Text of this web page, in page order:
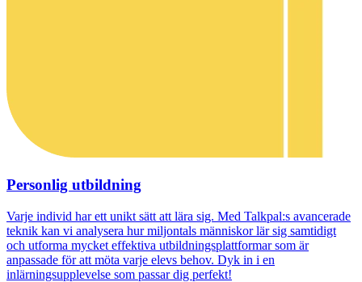
Personlig utbildning
Varje individ har ett unikt sätt att lära sig. Med Talkpal:s avancerade
teknik kan vi analysera hur miljontals människor lär sig samtidigt
och utforma mycket effektiva utbildningsplattformar som är
anpassade för att möta varje elevs behov. Dyk in i en
inlärningsupplevelse som passar dig perfekt!